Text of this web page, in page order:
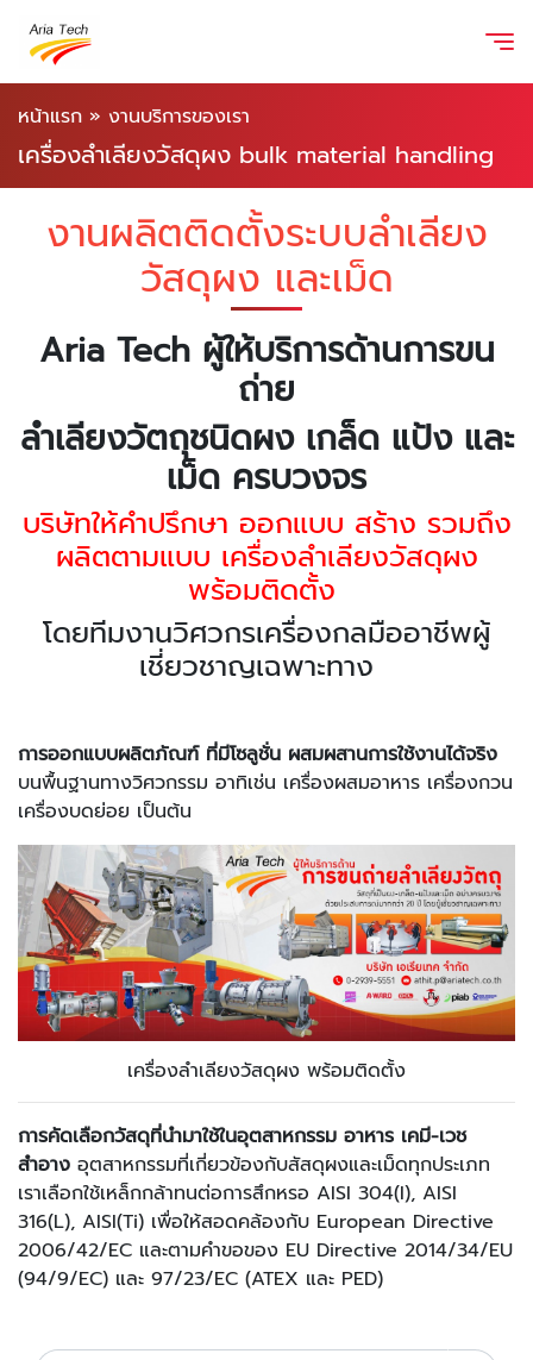
หน้าแรก » งานบริการของเรา
เครื่องลำเลียงวัสดุผง bulk material handling
งานผลิตติดตั้งระบบลำเลียง
วัสดุผง และเม็ด
Aria Tech ผู้ให้บริการด้านการขน
ถ่าย
ลำเลียงวัตถุชนิดผง เกล็ด แป้ง และ
เม็ด ครบวงจร
บริษัทให้คำปรึกษา ออกแบบ สร้าง รวมถึง
ผลิตตามแบบ เครื่องลำเลียงวัสดุผง
พร้อมติดตั้ง
โดยทีมงานวิศวกรเครื่องกลมืออาชีพผู้
เชี่ยวชาญเฉพาะทาง
การออกแบบผลิตภัณฑ์ ที่มีโซลูชั่น ผสมผสานการใช้งานได้จริง
บนพื้นฐานทางวิศวกรรม อาทิเช่น เครื่องผสมอาหาร เครื่องกวน
เครื่องบดย่อย เป็นต้น
เครื่องลำเลียงวัสดุผง พร้อมติดตั้ง
การคัดเลือกวัสดุที่นำมาใช้ในอุตสาหกรรม อาหาร เคมี-เวช
สำอาง อุตสาหกรรมที่เกี่ยวข้องกับสัสดุผงและเม็ดทุกประเภท
เราเลือกใช้เหล็กกล้าทนต่อการสึกหรอ AISI 304(I), AISI
316(L), AISI(Ti) เพื่อให้สอดคล้องกับ European Directive
2006/42/EC และตามคำขอของ EU Directive 2014/34/EU
(94/9/EC) และ 97/23/EC (ATEX และ PED)